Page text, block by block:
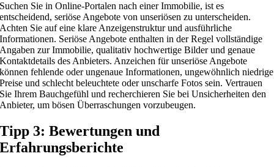
Suchen Sie in Online-Portalen nach einer Immobilie, ist es
entscheidend, seriöse Angebote von unseriösen zu unterscheiden.
Achten Sie auf eine klare Anzeigenstruktur und ausführliche
Informationen. Seriöse Angebote enthalten in der Regel vollständige
Angaben zur Immobilie, qualitativ hochwertige Bilder und genaue
Kontaktdetails des Anbieters. Anzeichen für unseriöse Angebote
können fehlende oder ungenaue Informationen, ungewöhnlich niedrige
Preise und schlecht beleuchtete oder unscharfe Fotos sein. Vertrauen
Sie Ihrem Bauchgefühl und recherchieren Sie bei Unsicherheiten den
Anbieter, um bösen Überraschungen vorzubeugen.
Tipp 3: Bewertungen und
Erfahrungsberichte